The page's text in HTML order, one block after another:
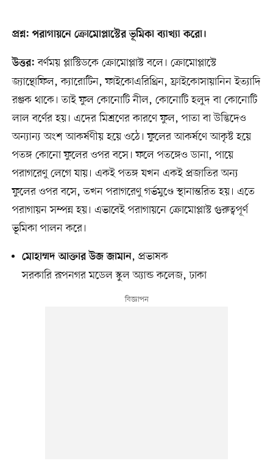
প্রশ্ন: পরাগায়নে ক্রোমোপ্লাস্টের ভূমিকা ব্যাখ্যা করো।
উত্তর: বর্ণময় প্লাস্টিডকে ক্রোমোপ্লাস্ট বলে। ক্রোমোপ্লাস্টে
জ্যান্থোফিল, ক্যারোটিন, ফাইকোএরিথ্রিন, ফ্রাইকোসায়ানিন ইত্যাদি
রঞ্জক থাকে। তাই ফুল কোনোটি নীল, কোনোটি হলুদ বা কোনোটি
লাল বর্ণের হয়। এদের মিশ্রণের কারণে ফুল, পাতা বা উদ্ভিদেও
অন্যান্য অংশ আকর্ষণীয় হয়ে ওঠে। ফুলের আকর্ষণে আকৃষ্ট হয়ে
পতঙ্গ কোনো ফুলের ওপর বসে। ফলে পতঙ্গেও ডানা, পায়ে
পরাগরেণু লেগে যায়। একই পতঙ্গ যখন একই প্রজাতির অন্য
ফুলের ওপর বসে, তখন পরাগরেণু গর্ভমুণ্ডে স্থানান্তরিত হয়। এতে
পরাগায়ন সম্পন্ন হয়। এভাবেই পরাগায়নে ক্রোমোপ্লাস্ট গুরুত্বপূর্ণ
ভূমিকা পালন করে।
মোহাম্মদ আক্তার উজ জামান, প্রভাষক
সরকারি রূপনগর মডেল স্কুল অ্যান্ড কলেজ, ঢাকা